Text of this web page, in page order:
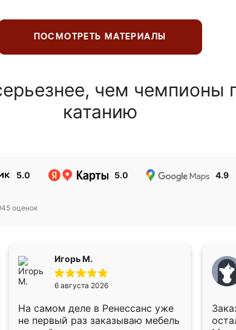
ПОСМОТРЕТЬ МАТЕРИАЛЫ
чем чемпионы
катанию
5.0 5.0 4.9
оценок
Игорь М.
6 августа 2026
На самом деле в Ренессанс уже
не первый раз заказываю мебель